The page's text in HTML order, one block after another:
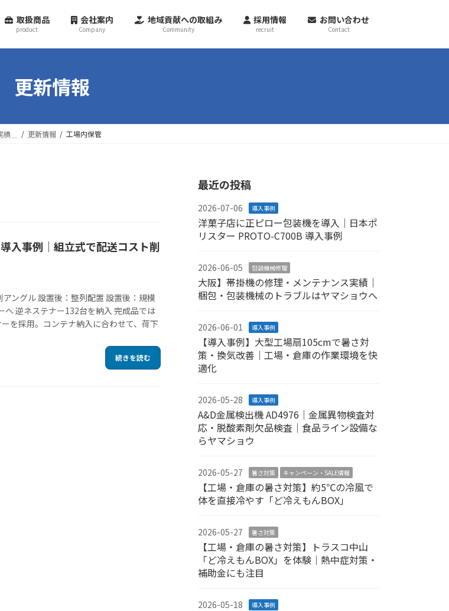
取扱商品
product
会社案内
Company
地域貢献への取組み
Community
採用情報
recruit
お問い合わせ
Contact
更新情報
績 更新情報 工場内保管
入事例｜組立式で配送コスト削
ングル 設置後：整列配置 設置後：規模
へ 逆ネステナー132台を納入 完成品では
を採用。コンテナ納入に合わせて、荷下
続きを読む
最近の投稿
2026-07-06 導入事例
洋菓子店に正ピロー包装機を導入｜日本ポ
リスター PROTO-C700B 導入事例
2026-06-05 包装機械修理
大阪】帯掛機の修理・メンテナンス実績｜
梱包・包装機械のトラブルはヤマショウへ
2026-06-01 導入事例
【導入事例】大型工場扇105cmで暑さ対
策・換気改善｜工場・倉庫の作業環境を快
適化
2026-05-28 導入事例
A&D金属検出機 AD4976｜金属異物検査対
応・脱酸素剤欠品検査｜食品ライン設備な
らヤマショウ
2026-05-27 暑さ対策 キャンペーン・SALE情報
【工場・倉庫の暑さ対策】約5℃の冷風で
体を直接冷やす「ど冷えもんBOX」
2026-05-27 暑さ対策
【工場・倉庫の暑さ対策】トラスコ中山
「ど冷えもんBOX」を体験｜熱中症対策・
補助金にも注目
2026-05-18 導入事例